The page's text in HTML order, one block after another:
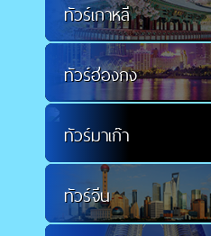
ทัวร์เกาหลี
ทัวร์ฮ่องกง
ทัวร์มาเก๊า
ทัวร์จีน